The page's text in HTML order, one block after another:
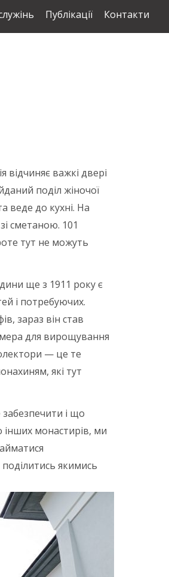
Публікації Контакти
важкі двері
поділ жіночої
веде до кухні. На
сметаною. 101
тут не можуть
ще з 1911 року є
і потребуючих.
зараз він став
для вирощування
— це те
які тут
і що
інших монастирів, ми
якимись